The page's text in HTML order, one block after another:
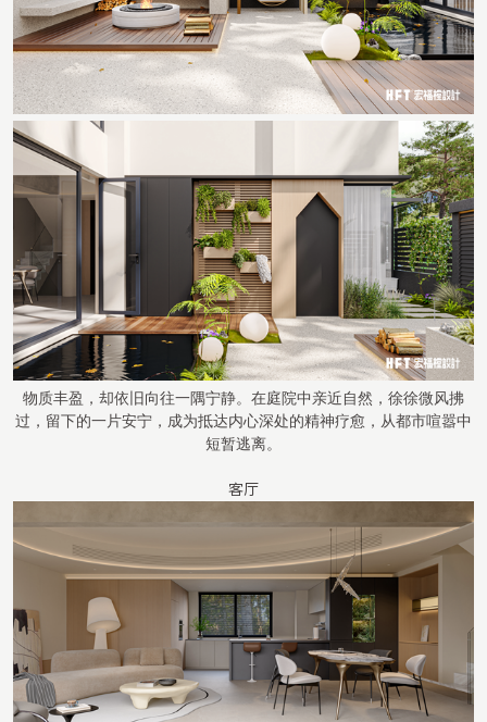
物质丰盈，却依旧向往一隅宁静。在庭院中亲近自然，徐徐微风拂
过，留下的一片安宁，成为抵达内心深处的精神疗愈，从都市喧嚣中
短暂逃离。
客厅